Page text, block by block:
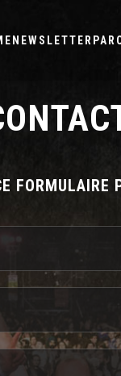
NEWSLETTER
FORMULAIRE